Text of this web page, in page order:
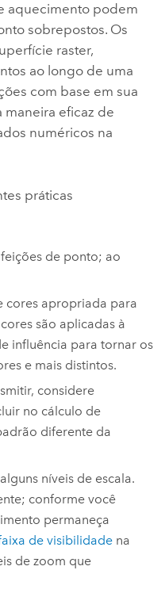
aquecimento podem
sobrepostos. Os
raster,
ao longo de uma
com base em sua
maneira eficaz de
numéricos na
práticas
de ponto; ao
cores apropriada para
são aplicadas à
influência para tornar os
e mais distintos.
considere
no cálculo de
diferente da
níveis de escala.
conforme você
permaneça
de visibilidadena
de zoom que